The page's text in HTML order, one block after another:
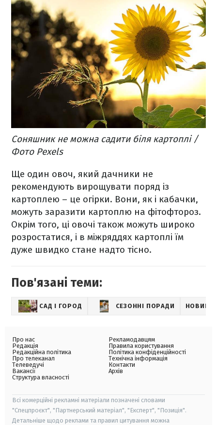
Соняшник не можна садити біля картоплі /
Фото Pexels
Ще один овоч, який дачники не
рекомендують вирощувати поряд із
картоплею – це огірки. Вони, як і кабачки,
можуть заразити картоплю на фітофтороз.
Окрім того, ці овочі також можуть широко
розростатися, і в міжряддях картоплі їм
дуже швидко стане надто тісно.
Пов'язані теми:
САД І ГОРОД СЕЗОННІ ПОРАДИ НОВИНИ
Про нас
Редакція
Редакційна політика
Про телеканал
Телеведучі
Вакансії
Структура власності
Рекламодавцям
Правила користування
Політика конфіденційності
Технічна інформація
Контакти
Архів
Всі комерційні рекламні матеріали позначені словами
"Спецпроєкт", "Партнерський матеріал", "Експерт", "Позиція".
Детальніше щодо реклами та правил цитування можна